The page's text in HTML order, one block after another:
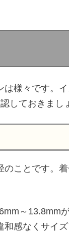
様々です。
しておきまし
ことです。
～13.8mm
感なくサイズ